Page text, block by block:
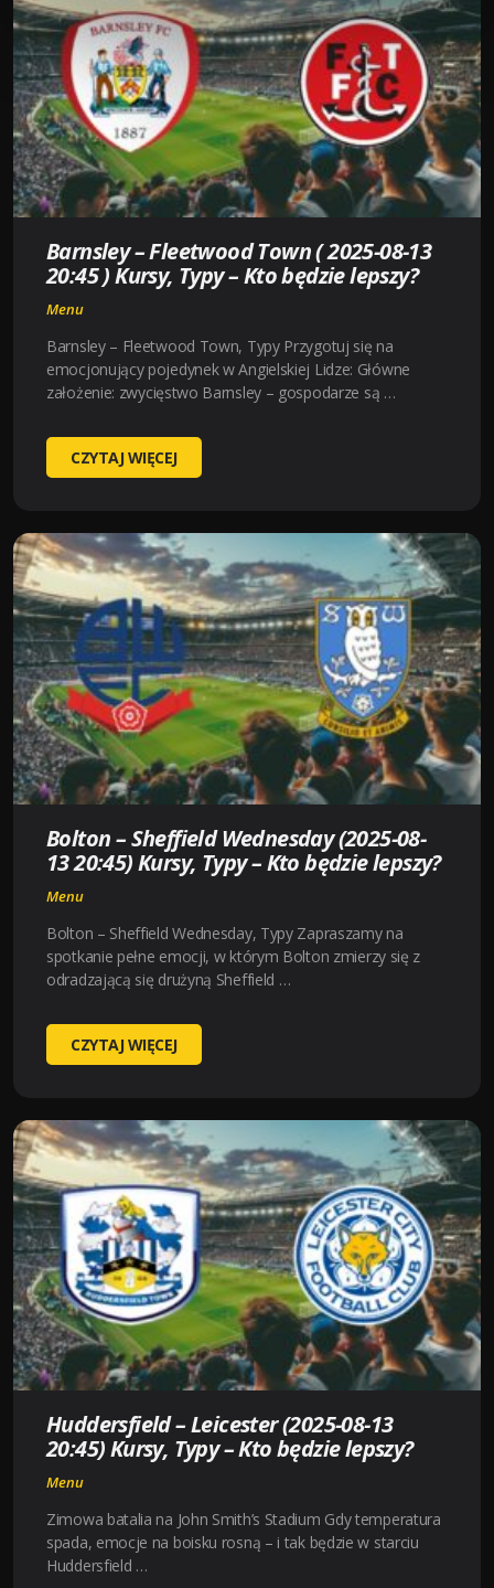
13
20:45)
KURSY,
TYPY
–
KTO
BĘDZIE
LEPSZY?
Barnsley – Fleetwood Town ( 2025-08-13
20:45 ) Kursy, Typy – Kto będzie lepszy?
Menu
Barnsley – Fleetwood Town, Typy Przygotuj się na
emocjonujący pojedynek w Angielskiej Lidze: Główne
założenie: zwycięstwo Barnsley – gospodarze są …
BARNSLEY
–
TOWN
(
08-
13
20:45
)
KURSY,
TYPY
–
KTO
BĘDZIE
LEPSZY?
CZYTAJ WIĘCEJ
Bolton – Sheffield Wednesday (2025-08-
13 20:45) Kursy, Typy – Kto będzie lepszy?
Menu
Bolton – Sheffield Wednesday, Typy Zapraszamy na
spotkanie pełne emocji, w którym Bolton zmierzy się z
odradzającą się drużyną Sheffield …
BOLTON
–
WEDNESDAY
(2025-
13
20:45)
KURSY,
TYPY
–
KTO
BĘDZIE
LEPSZY?
CZYTAJ WIĘCEJ
Huddersfield – Leicester (2025-08-13
20:45) Kursy, Typy – Kto będzie lepszy?
Menu
Zimowa batalia na John Smith’s Stadium Gdy temperatura
spada, emocje na boisku rosną – i tak będzie w starciu
Huddersfield …